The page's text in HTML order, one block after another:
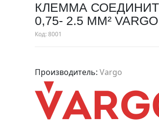
КЛЕММА
0,75- 2.5 ММ² VARGO
Код:8001
Производитель: Vargo